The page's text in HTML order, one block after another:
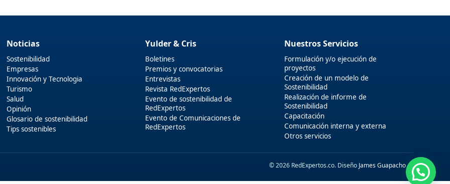
Noticias
Sostenibilidad
Empresas
Innovación y Tecnologia
Turismo
Salud
Opinión
Glosario de sostenibilidad
Tips sostenibles
Yulder & Cris
Boletines
Premios y convocatorias
Entrevistas
Revista RedExpertos
Evento de sostenibilidad de
RedExpertos
Evento de Comunicaciones de
RedExpertos
Nuestros Servicios
Formulación y/o ejecución de
proyectos
Creación de un modelo de
Sostenibilidad
Realización de informe de
Sostenibilidad
Capacitación
Comunicación interna y externa
Otros servicios
© 2026 RedExpertos.co. Diseño James Guapacho